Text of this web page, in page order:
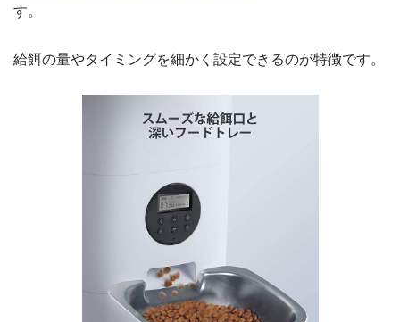
す。
給餌の量やタイミングを細かく設定できるのが特徴です。